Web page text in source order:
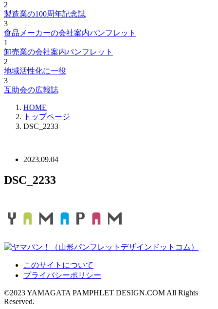
2
製造業の100周年記念誌
3
食品メーカーの会社案内パンフレット
1
卸売業の会社案内パンフレット
2
地域活性化に一役
3
互助会の広報誌
HOME
トップページ
DSC_2233
2023.09.04
DSC_2233
このサイトについて
プライバシーポリシー
©2023 YAMAGATA PAMPHLET DESIGN.COM All Rights
Reserved.